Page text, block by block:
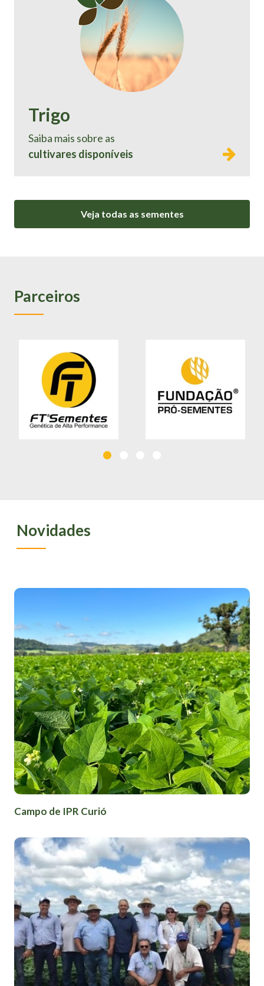
Trigo
Saiba mais sobre as
cultivares disponíveis
Veja todas as sementes
Parceiros
Novidades
Campo de IPR Curió